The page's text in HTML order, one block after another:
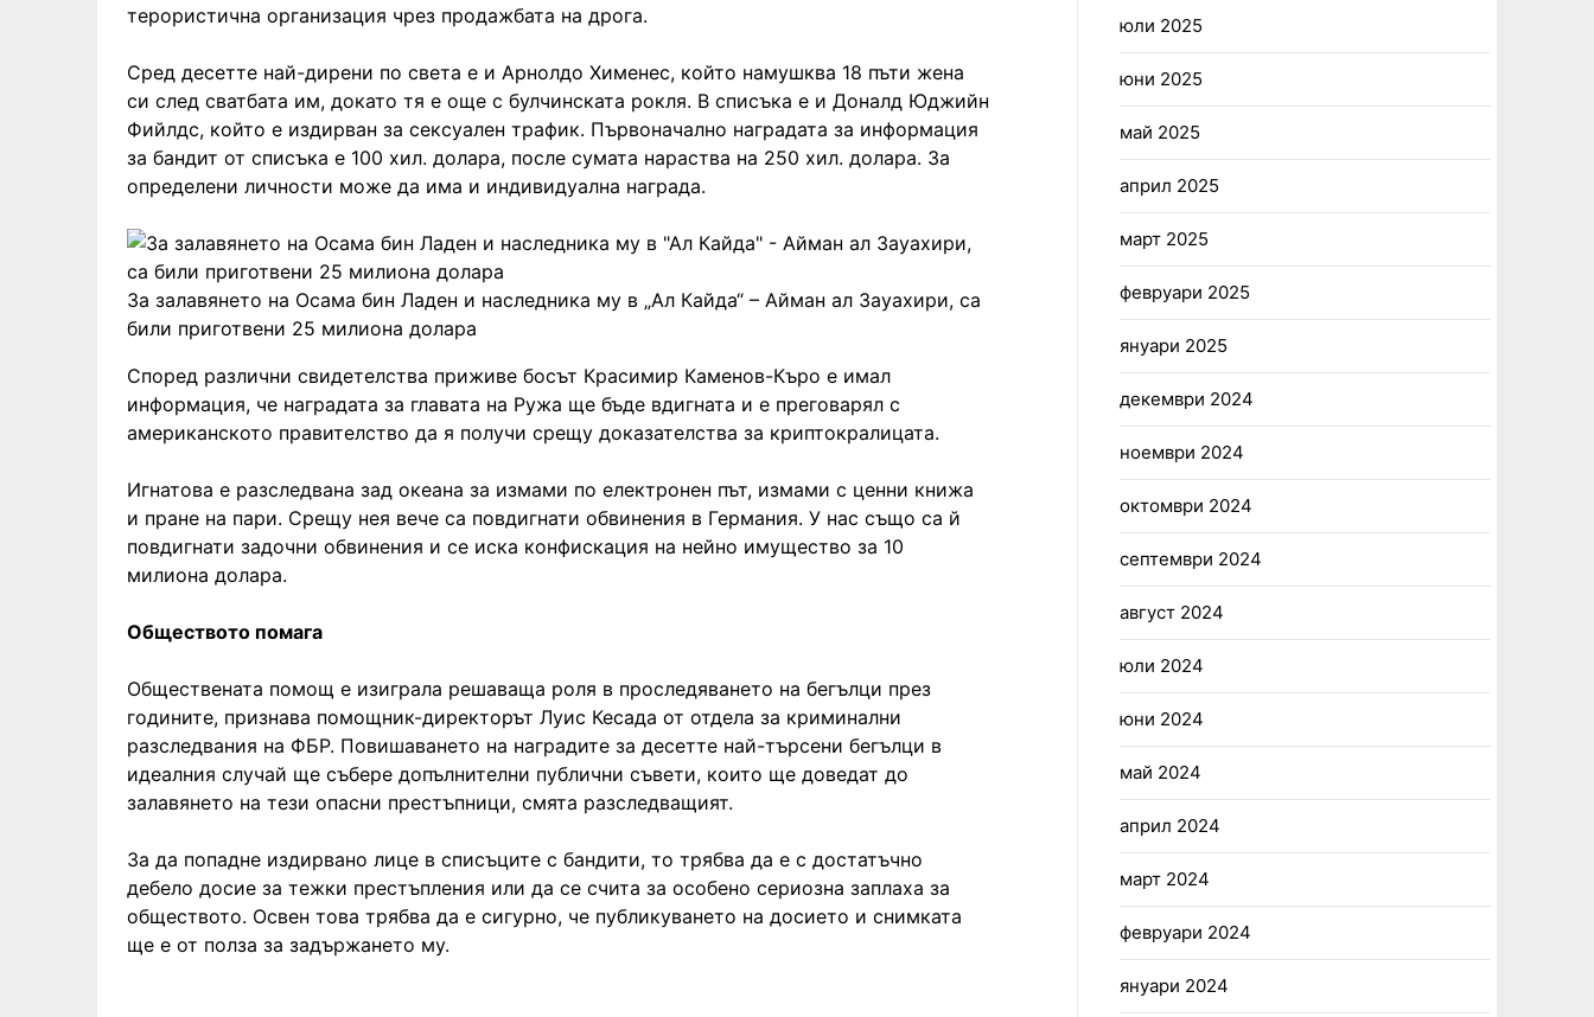
терористична организация чрез продажбата на дрога.
Сред десетте най-дирени по света е и Арнолдо Хименес, който намушква 18 пъти жена
си след сватбата им, докато тя е още с булчинската рокля. В списъка е и Доналд Юджийн
Фийлдс, който е издирван за сексуален трафик. Първоначално наградата за информация
за бандит от списъка е 100 хил. долара, после сумата нараства на 250 хил. долара. За
определени личности може да има и индивидуална награда.
За залавянето на Осама бин Ладен и наследника му в „Ал Кайда“ – Айман ал Зауахири, са
били приготвени 25 милиона долара
Според различни свидетелства приживе босът Красимир Каменов-Къро е имал
информация, че наградата за главата на Ружа ще бъде вдигната и е преговарял с
американското правителство да я получи срещу доказателства за криптокралицата.
Игнатова е разследвана зад океана за измами по електронен път, измами с ценни книжа
и пране на пари. Срещу нея вече са повдигнати обвинения в Германия. У нас също са й
повдигнати задочни обвинения и се иска конфискация на нейно имущество за 10
милиона долара.
Обществото помага
Обществената помощ е изиграла решаваща роля в проследяването на бегълци през
годините, признава помощник-директорът Луис Кесада от отдела за криминални
разследвания на ФБР. Повишаването на наградите за десетте най-търсени бегълци в
идеалния случай ще събере допълнителни публични съвети, които ще доведат до
залавянето на тези опасни престъпници, смята разследващият.
За да попадне издирвано лице в списъците с бандити, то трябва да е с достатъчно
дебело досие за тежки престъпления или да се счита за особено сериозна заплаха за
обществото. Освен това трябва да е сигурно, че публикуването на досието и снимката
ще е от полза за задържането му.
юли 2025
юни 2025
май 2025
април 2025
март 2025
февруари 2025
януари 2025
декември 2024
ноември 2024
октомври 2024
септември 2024
август 2024
юли 2024
юни 2024
май 2024
април 2024
март 2024
февруари 2024
януари 2024